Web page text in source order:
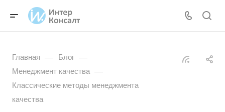
Главная — Блог —
Менеджмент качества —
Классические методы менеджмента
качества